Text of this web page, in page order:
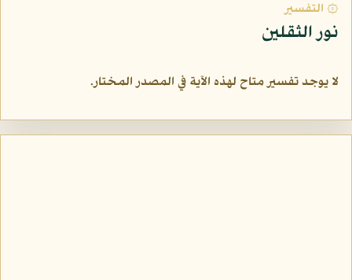
۞ التفسير
نور الثقلين
لا يوجد تفسير متاح لهذه الآية في المصدر المختار.